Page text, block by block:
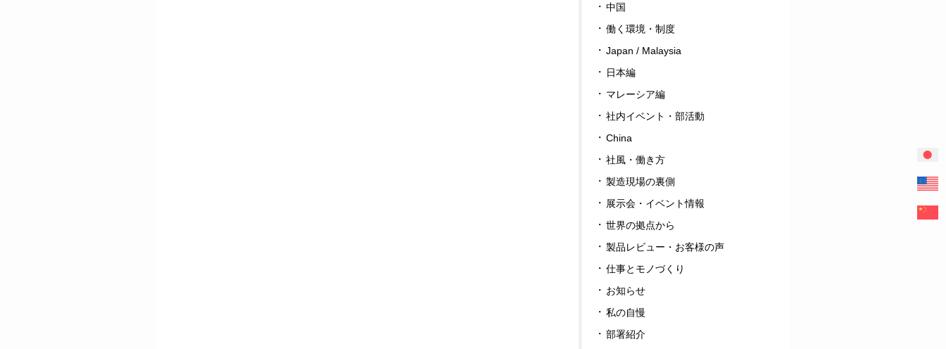
中国
働く環境・制度
Japan / Malaysia
日本編
マレーシア編
社内イベント・部活動
China
社風・働き方
製造現場の裏側
展示会・イベント情報
世界の拠点から
製品レビュー・お客様の声
仕事とモノづくり
お知らせ
私の自慢
部署紹介